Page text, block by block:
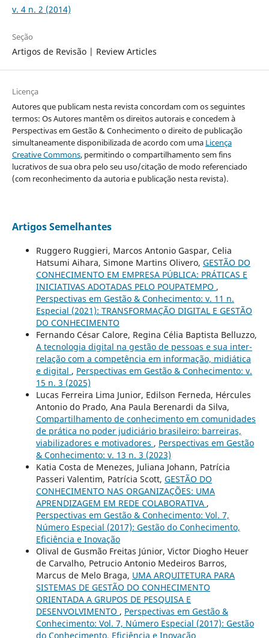
v. 4 n. 2 (2014)
Seção
Artigos de Revisão | Review Articles
Licença
Autores que publicam nesta revista concordam com os seguintes
termos: Os Autores mantêm os direitos autorais e concedem à
Perspectivas em Gestão & Conhecimento o direito de publicação
simultaneamente disponibilizada de acordo com uma Licença
Creative Commons, permitindo o compartilhamento sem fins
lucrativos de sua obra pelo seu uso/citação de modo referenciado
(com reconhecimento da autoria e publicação nesta revista).
Artigos Semelhantes
Ruggero Ruggieri, Marcos Antonio Gaspar, Celia
Hatsumi Aihara, Simone Martins Olivero, GESTÃO DO
CONHECIMENTO EM EMPRESA PÚBLICA: PRÁTICAS E
INICIATIVAS ADOTADAS PELO POUPATEMPO ,
Perspectivas em Gestão & Conhecimento: v. 11 n.
Especial (2021): TRANSFORMAÇÃO DIGITAL E GESTÃO
DO CONHECIMENTO
Fernando César Calore, Regina Célia Baptista Belluzzo,
A tecnologia digital na gestão de pessoas e sua inter-
relação com a competência em informação, midiática
e digital , Perspectivas em Gestão & Conhecimento: v.
15 n. 3 (2025)
Lucas Ferreira Lima Junior, Edilson Ferneda, Hércules
Antonio do Prado, Ana Paula Berenardi da Silva,
Compartilhamento de conhecimento em comunidades
de prática no poder judiciário brasileiro: barreiras,
viabilizadores e motivadores , Perspectivas em Gestão
& Conhecimento: v. 13 n. 3 (2023)
Katia Costa de Menezes, Juliana Johann, Patrícia
Passeri Valentim, Patrícia Scott, GESTÃO DO
CONHECIMENTO NAS ORGANIZAÇÕES: UMA
APRENDIZAGEM EM REDE COLABORATIVA ,
Perspectivas em Gestão & Conhecimento: Vol. 7,
Número Especial (2017): Gestão do Conhecimento,
Eficiência e Inovação
Olival de Gusmão Freitas Júnior, Victor Diogho Heuer
de Carvalho, Petrucio Antonio Medeiros Barros,
Marcus de Melo Braga, UMA ARQUITETURA PARA
SISTEMAS DE GESTÃO DO CONHECIMENTO
ORIENTADA A GRUPOS DE PESQUISA E
DESENVOLVIMENTO , Perspectivas em Gestão &
Conhecimento: Vol. 7, Número Especial (2017): Gestão
do Conhecimento, Eficiência e Inovação